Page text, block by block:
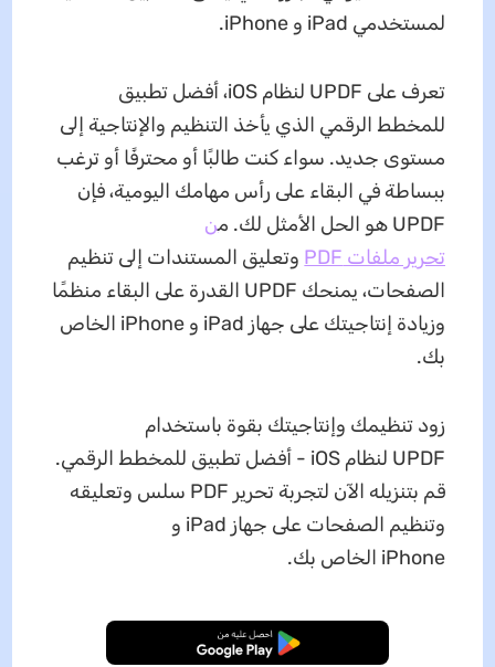
لمستخدمي iPad و iPhone.
تعرف على UPDF لنظام iOS، أفضل تطبيق
للمخطط الرقمي الذي يأخذ التنظيم والإنتاجية إلى
مستوى جديد. سواء كنت طالبًا أو محترفًا أو ترغب
ببساطة في البقاء على رأس مهامك اليومية، فإن
UPDF هو الحل الأمثل لك. م
ن
تحرير ملفات PDF
وتعليق المستندات إلى تنظيم
الصفحات، يمنحك UPDF القدرة على البقاء منظمًا
وزيادة إنتاجيتك على جهاز iPad و iPhone الخاص
بك.
زود تنظيمك وإنتاجيتك بقوة باستخدام
UPDF لنظام iOS - أفضل تطبيق للمخطط الرقمي.
قم بتنزيله الآن لتجربة تحرير PDF سلس وتعليقه
وتنظيم الصفحات على جهاز iPad و
iPhone الخاص بك.
تنزيل مجاني